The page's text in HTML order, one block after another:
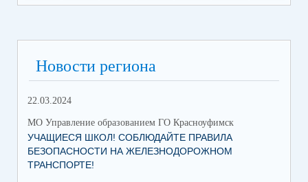
Новости региона
22.03.2024
МО Управление образованием ГО Красноуфимск
УЧАЩИЕСЯ ШКОЛ! СОБЛЮДАЙТЕ ПРАВИЛА
БЕЗОПАСНОСТИ НА ЖЕЛЕЗНОДОРОЖНОМ
ТРАНСПОРТЕ!